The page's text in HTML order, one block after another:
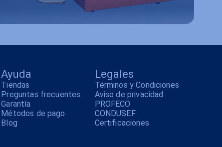
Ayuda
Tiendas
Preguntas frecuentes
Garantía
Métodos de pago
Blog
Legales
Términos y Condiciones
Aviso de privacidad
PROFECO
CONDUSEF
Certificaciones